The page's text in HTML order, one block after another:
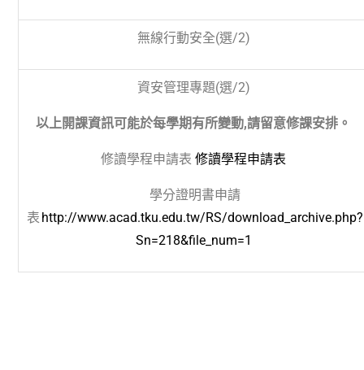
無線行動安全(選/2)
資安管理專題(選/2)
以上開課資訊可能於每學期有所變動,請留意修課安排。
修讀學程申請表 修讀學程申請表
學分證明書申請
表 http://www.acad.tku.edu.tw/RS/download_archive.php?
Sn=218&file_num=1